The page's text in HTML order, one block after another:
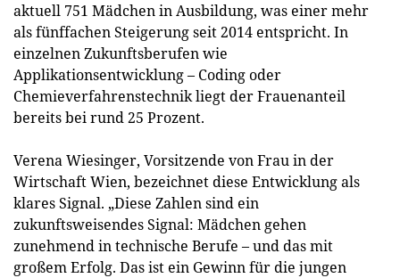
aktuell 751 Mädchen in Ausbildung, was einer mehr
als fünffachen Steigerung seit 2014 entspricht. In
einzelnen Zukunftsberufen wie
Applikationsentwicklung – Coding oder
Chemieverfahrenstechnik liegt der Frauenanteil
bereits bei rund 25 Prozent.
Verena Wiesinger, Vorsitzende von Frau in der
Wirtschaft Wien, bezeichnet diese Entwicklung als
klares Signal. „Diese Zahlen sind ein
zukunftsweisendes Signal: Mädchen gehen
zunehmend in technische Berufe – und das mit
großem Erfolg. Das ist ein Gewinn für die jungen